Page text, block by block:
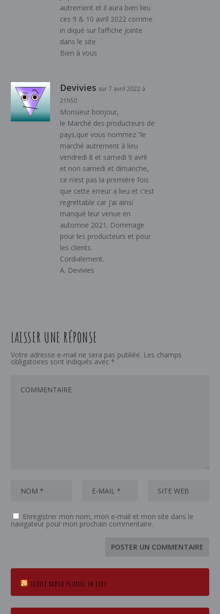
autrement et il aura bien lieu
ces 9 & 10 avril 2022 comme
in diqué sur l’affiche jointe
dans le site
Bien à vous
Devivies sur 7 avril 2022 à
21h50
Monsieur bonjour,
le Marché des producteurs de
pays,que vous nommez ”le
marché autrement à lieu
vendredi 8 et samedi 9 avril
et non samedi et dimanche,
ce n’est pas la première fois
que cette erreur a lieu et c’est
regrettable car j’ai ainsi
manqué leur venue en
automne 2021. Dommage
pour les producteurs et pour
les clients.
Cordialement.
A. Devivies
LAISSER UNE RÉPONSE
Votre adresse e-mail ne sera pas publiée. Les champs
obligatoires sont indiqués avec *
Enregistrer mon nom, mon e-mail et mon site dans le
navigateur pour mon prochain commentaire.
ECOTEZ RADIO PLURIEL EN LIVE